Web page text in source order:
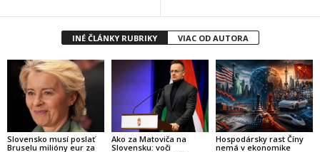
INÉ ČLÁNKY RUBRIKY VIAC OD AUTORA
Slovensko musí poslať
Bruselu milióny eur za
Ako za Matoviča na
Slovensku: voči
Hospodársky rast Číny
nemá v ekonomike